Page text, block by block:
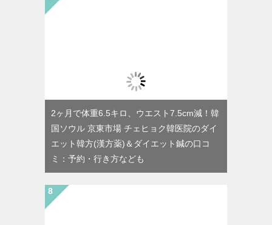
2ヶ月で体重6.5キロ、ウエスト7.5cm減！韓
国ソウル 京東市場 チェヒョク韓医院のダイ
エット韓方(漢方薬)＆ダイエット鍼の口コ
ミ：予約・行き方なども